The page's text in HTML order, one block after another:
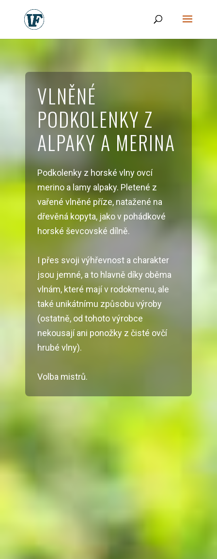
VLNĚNÉ
PODKOLENKY Z
ALPAKY A MERINA
Podkolenky z horské vlny ovcí
merino a lamy alpaky. Pletené z
vařené vlněné příze, natažené na
dřevěná kopyta, jako v pohádkové
horské ševcovské dílně.
I přes svoji výhřevnost a charakter
jsou jemné, a to hlavně díky oběma
vlnám, které mají v rodokmenu, ale
také unikátnímu způsobu výroby
(ostatně, od tohoto výrobce
nekousají ani ponožky z čisté ovčí
hrubé vlny).
Volba mistrů.